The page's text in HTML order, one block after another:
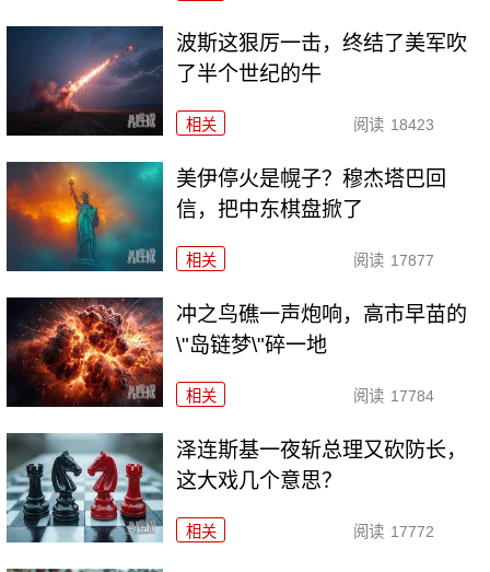
波斯这狠厉一击，终结了美军吹
了半个世纪的牛
相关 阅读 18423
美伊停火是幌子？穆杰塔巴回
信，把中东棋盘掀了
相关 阅读 17877
冲之鸟礁一声炮响，高市早苗的
\"岛链梦\"碎一地
相关 阅读 17784
泽连斯基一夜斩总理又砍防长，
这大戏几个意思？
相关 阅读 17772